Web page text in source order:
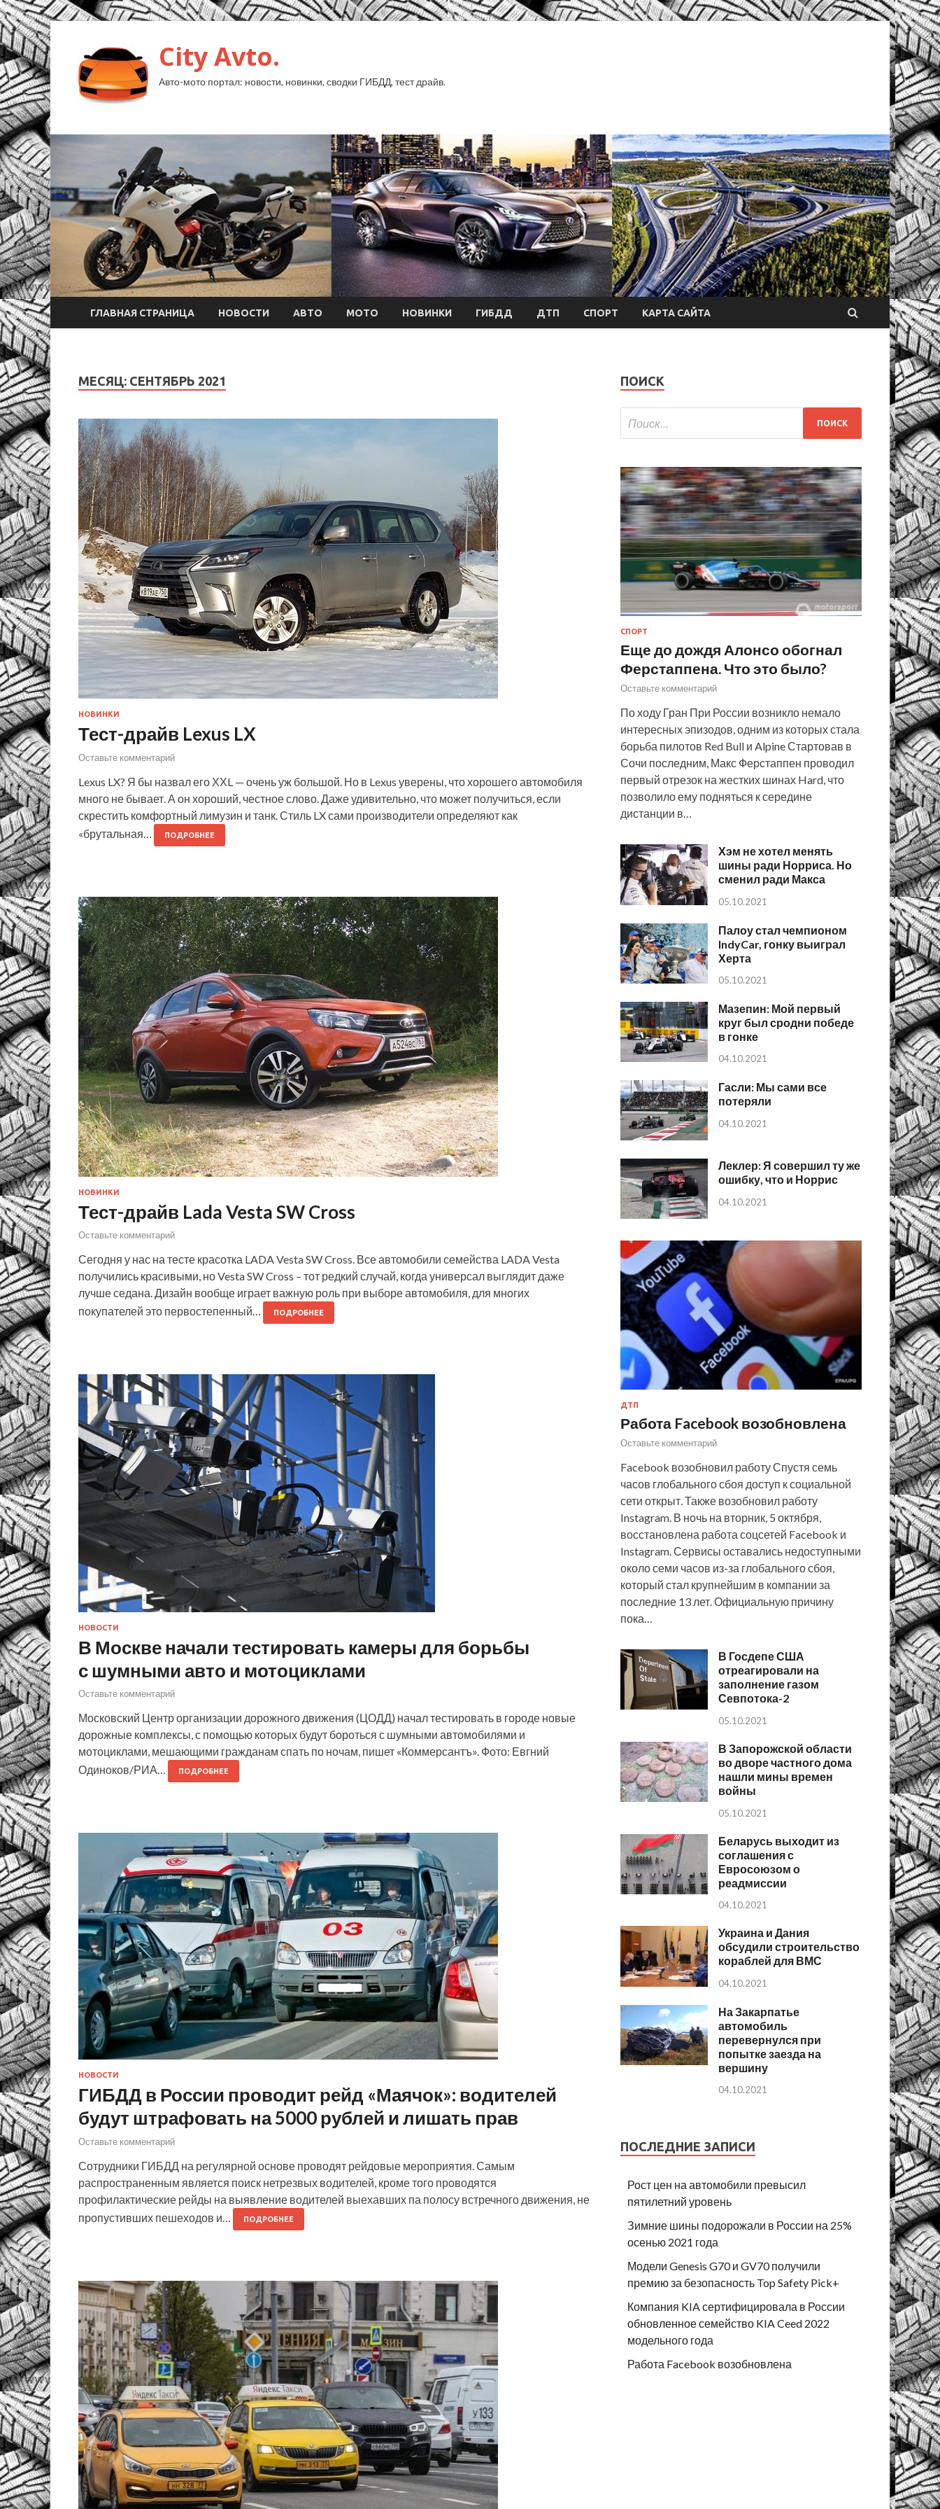
City Avto.
Авто-мото портал: новости, новинки, сводки ГИБДД, тест драйв.
ГЛАВНАЯ СТРАНИЦА НОВОСТИ АВТО МОТО НОВИНКИ ГИБДД ДТП СПОРТ КАРТА САЙТА
МЕСЯЦ: СЕНТЯБРЬ 2021
НОВИНКИ
Тест-драйв Lexus LX
Оставьте комментарий
Lexus LX? Я бы назвал его ХХL — очень уж большой. Но в Lexus уверены, что хорошего автомобиля
много не бывает. А он хороший, честное слово. Даже удивительно, что может получиться, если
скрестить комфортный лимузин и танк. Стиль LX сами производители определяют как
«брутальная…
ПОДРОБНЕЕ
НОВИНКИ
Тест-драйв Lada Vesta SW Cross
Оставьте комментарий
Сегодня у нас на тесте красотка LADA Vesta SW Cross. Все автомобили семейства LADA Vesta
получились красивыми, но Vesta SW Cross – тот редкий случай, когда универсал выглядит даже
лучше седана. Дизайн вообще играет важную роль при выборе автомобиля, для многих
покупателей это первостепенный…
ПОДРОБНЕЕ
НОВОСТИ
В Москве начали тестировать камеры для борьбы
с шумными авто и мотоциклами
Оставьте комментарий
Московский Центр организации дорожного движения (ЦОДД) начал тестировать в городе новые
дорожные комплексы, с помощью которых будут бороться с шумными автомобилями и
мотоциклами, мешающими гражданам спать по ночам, пишет «Коммерсантъ». Фото: Евгний
Одиноков/РИА…
ПОДРОБНЕЕ
НОВОСТИ
ГИБДД в России проводит рейд «Маячок»: водителей
будут штрафовать на 5000 рублей и лишать прав
Оставьте комментарий
Сотрудники ГИБДД на регулярной основе проводят рейдовые мероприятия. Самым
распространенным является поиск нетрезвых водителей, кроме того проводятся
профилактические рейды на выявление водителей выехавших па полосу встречного движения, не
пропустивших пешеходов и…
ПОДРОБНЕЕ
ПОИСК
СПОРТ
Еще до дождя Алонсо обогнал
Ферстаппена. Что это было?
Оставьте комментарий
По ходу Гран При России возникло немало
интересных эпизодов, одним из которых стала
борьба пилотов Red Bull и Alpine Стартовав в
Сочи последним, Макс Ферстаппен проводил
первый отрезок на жестких шинах Hard, что
позволило ему подняться к середине
дистанции в…
Хэм не хотел менять
шины ради Норриса. Но
сменил ради Макса
05.10.2021
Палоу стал чемпионом
IndyCar, гонку выиграл
Херта
05.10.2021
Мазепин: Мой первый
круг был сродни победе
в гонке
04.10.2021
Гасли: Мы сами все
потеряли
04.10.2021
Леклер: Я совершил ту же
ошибку, что и Норрис
04.10.2021
ДТП
Работа Facebook возобновлена
Оставьте комментарий
Facebook возобновил работу Спустя семь
часов глобального сбоя доступ к социальной
сети открыт. Также возобновил работу
Instagram. В ночь на вторник, 5 октября,
восстановлена работа соцсетей Facebook и
Instagram. Сервисы оставались недоступными
около семи часов из-за глобального сбоя,
который стал крупнейшим в компании за
последние 13 лет. Официальную причину
пока…
В Госдепе США
отреагировали на
заполнение газом
Севпотока-2
05.10.2021
В Запорожской области
во дворе частного дома
нашли мины времен
войны
05.10.2021
Беларусь выходит из
соглашения с
Евросоюзом о
реадмиссии
04.10.2021
Украина и Дания
обсудили строительство
кораблей для ВМС
04.10.2021
На Закарпатье
автомобиль
перевернулся при
попытке заезда на
вершину
04.10.2021
ПОСЛЕДНИЕ ЗАПИСИ
Рост цен на автомобили превысил
пятилетний уровень
Зимние шины подорожали в России на 25%
осенью 2021 года
Модели Genesis G70 и GV70 получили
премию за безопасность Top Safety Pick+
Компания KIA сертифицировала в России
обновленное семейство KIA Ceed 2022
модельного года
Работа Facebook возобновлена